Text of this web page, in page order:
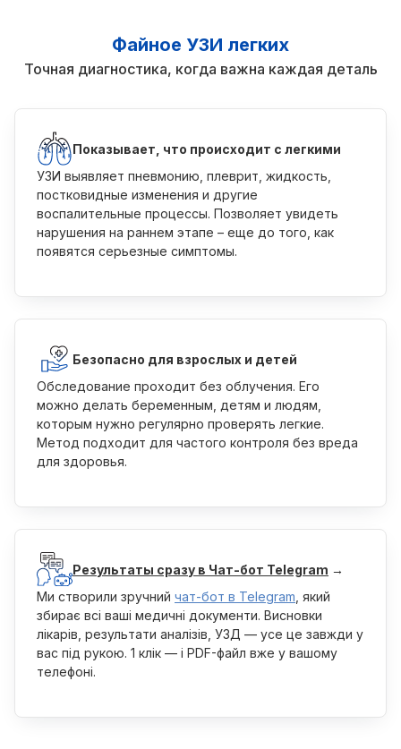
Файное УЗИ легких
Точная диагностика, когда важна каждая деталь
Показывает, что происходит с легкими
УЗИ выявляет пневмонию, плеврит, жидкость,
постковидные изменения и другие
воспалительные процессы. Позволяет увидеть
нарушения на раннем этапе – еще до того, как
появятся серьезные симптомы.
Безопасно для взрослых и детей
Обследование проходит без облучения. Его
можно делать беременным, детям и людям,
которым нужно регулярно проверять легкие.
Метод подходит для частого контроля без вреда
для здоровья.
Результаты сразу в Чат-бот Telegram →
Ми створили зручний чат-бот в Telegram , який
збирає всі ваші медичні документи. Висновки
лікарів, результати аналізів, УЗД — усе це завжди у
вас під рукою. 1 клік — і PDF-файл вже у вашому
телефоні.